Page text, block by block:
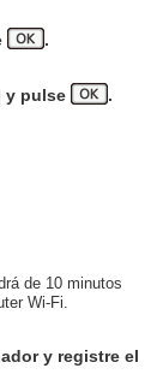
.
y pulse .
de 10 minutos
Wi-Fi.
y registre el